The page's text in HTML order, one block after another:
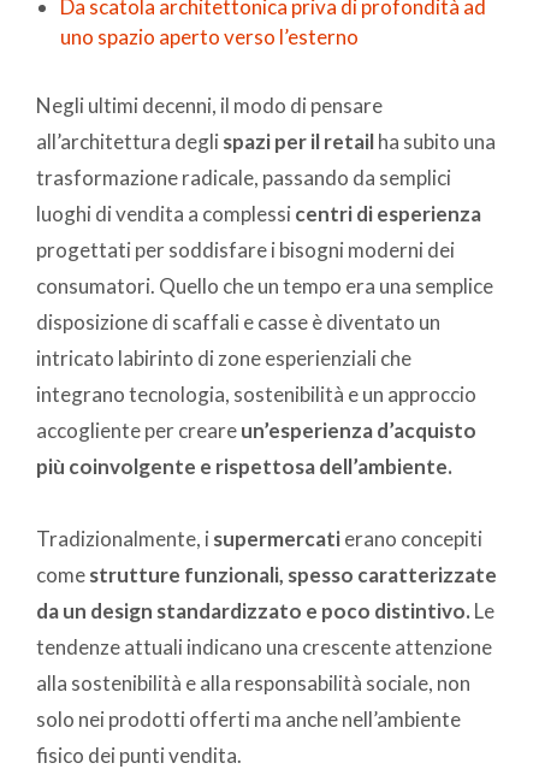
Da scatola architettonica priva di profondità ad
uno spazio aperto verso l’esterno
Negli ultimi decenni, il modo di pensare
all’architettura degli spazi per il retailha subito una
trasformazione radicale, passando da semplici
luoghi di vendita a complessi centri di esperienza
progettati per soddisfare i bisogni moderni dei
consumatori. Quello che un tempo era una semplice
disposizione di scaffali e casse è diventato un
intricato labirinto di zone esperienziali che
integrano tecnologia, sostenibilità e un approccio
accogliente per creareun’esperienza d’acquisto
più coinvolgente e rispettosa dell’ambiente.
Tradizionalmente, i supermercatierano concepiti
comestrutture funzionali, spesso caratterizzate
da un design standardizzato e poco distintivo. Le
tendenze attuali indicano una crescente attenzione
alla sostenibilità e alla responsabilità sociale, non
solo nei prodotti offerti ma anche nell’ambiente
fisico dei punti vendita.